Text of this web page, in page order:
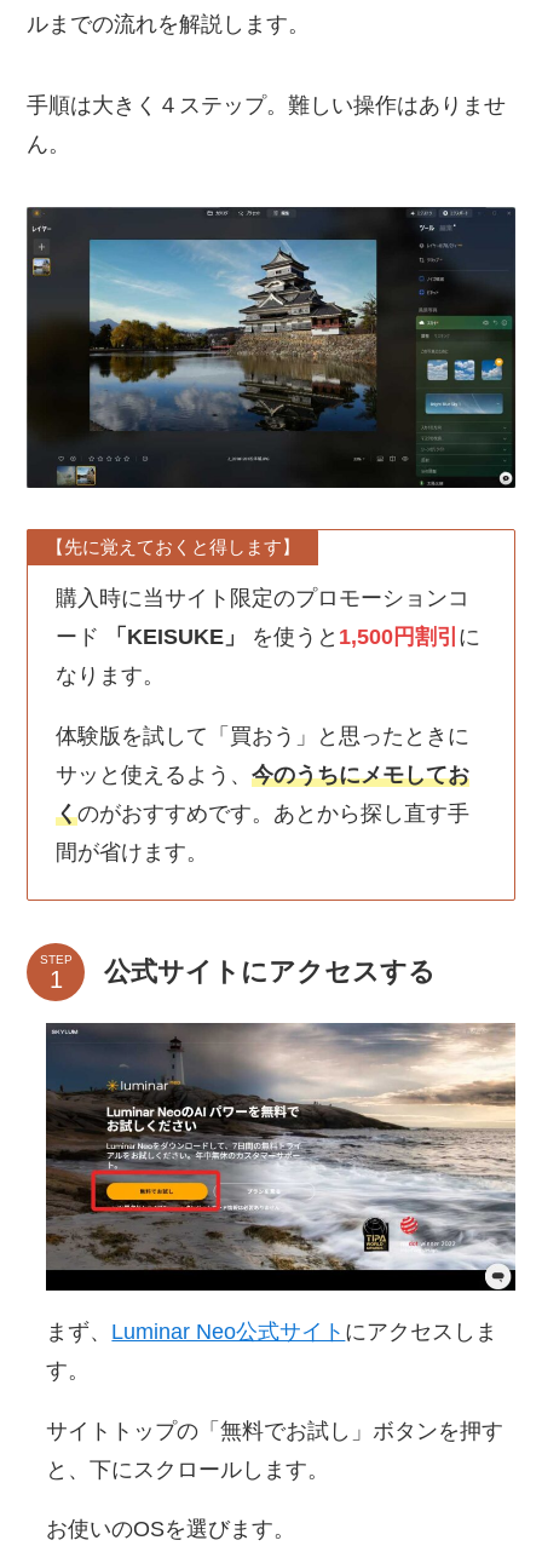
ルまでの流れを解説します。
手順は大きく４ステップ。難しい操作はありませ
ん。
【先に覚えておくと得します】
購入時に当サイト限定のプロモーションコ
ード
「KEISUKE」 を使うと 1,500円割引 に
なります。
体験版を試して「買おう」と思ったときに
サッと使えるよう、 今のうちにメモしてお
くのがおすすめです。あとから探し直す手
間が省けます。
STEP 公式サイトにアクセスする
まず、 Luminar Neo公式サイト にアクセスしま
す。
サイトトップの「無料でお試し」ボタンを押す
と、下にスクロールします。
お使いのOSを選びます。